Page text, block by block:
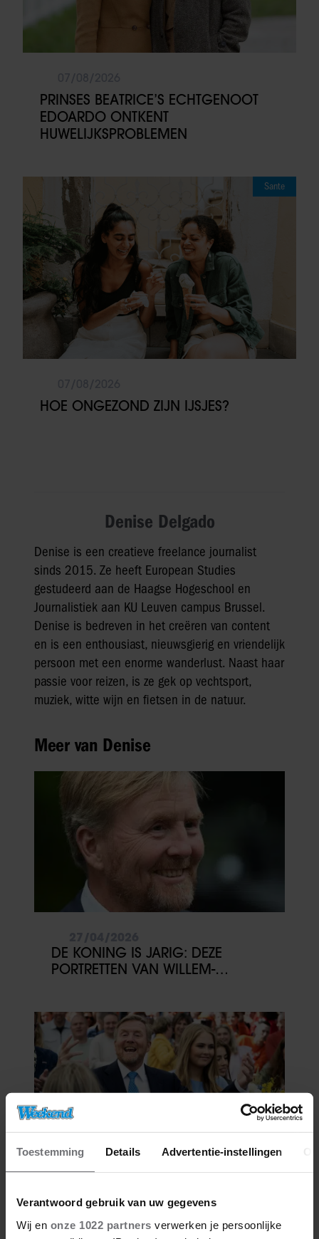
Toestemming Details Advertentie-instellingen
Verantwoord gebruik van uw gegevens
Wij en onze 1022 partners verwerken je persoonlijke
PRINSES BEATRICE’S ECHTGENOOT
EDOARDO ONTKENT
HUWELIJKSPROBLEMEN
Sante
HOE ONGEZOND ZIJN IJSJES?
Denise Delgado
Denise is een creatieve freelance journalist
sinds 2015. Ze heeft European Studies
gestudeerd aan de Haagse Hogeschool en
Journalistiek aan KU Leuven campus Brussel.
Denise is bedreven in het creëren van content
en is een enthousiast, nieuwsgierig en vriendelijk
persoon met een enorme wanderlust. Naast haar
passie voor reizen, is ze gek op vechtsport,
muziek, witte wijn en fietsen in de natuur.
Meer van Denise
DE KONING IS JARIG: DEZE
PORTRETTEN VAN WILLEM-
27/04/2026
FAMILIE KONINGSDAG DIT JAAR
IN FRIESLAND